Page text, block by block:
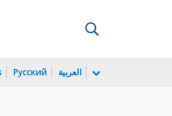
Русский العربية